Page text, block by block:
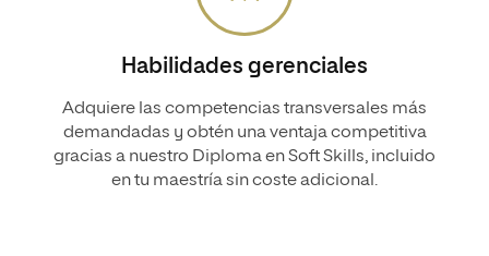
Habilidades gerenciales
Adquiere las competencias transversales más
demandadas y obtén una ventaja competitiva
gracias a nuestro Diploma en Soft Skills, incluido
en tu maestría sin coste adicional.